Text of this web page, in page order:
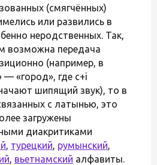
(смягчённых)
или развились в
неродственных. Так,
возможна передача
(например, в
— «город», где c+i
шипящий звук), то в
с латынью, это
загружены
диакритиками
, турецкий, румынский,
, вьетнамский алфавиты.